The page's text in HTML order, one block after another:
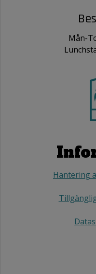
Mån-
Hantering